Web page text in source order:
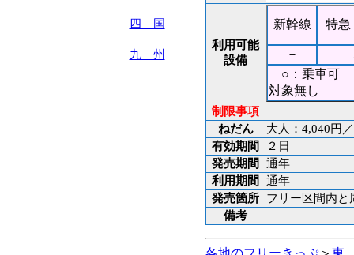
四 国
九 州
利用可能
設備
新幹線 特急
－
○：乗車可
対象無し
制限事項
ねだん
大人：4,040円
有効期間
２日
発売期間
通年
利用期間
通年
発売箇所
フリー区間内と
備考